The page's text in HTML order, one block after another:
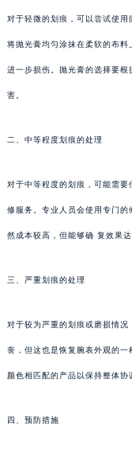
对于轻微的划痕，可以尝试使
将抛光膏均匀涂抹在柔软的布
进一步损伤。抛光膏的选择要
害。
二、中等程度划痕的处理
对于中等程度的划痕，可能需
修服务。专业人员会使用专门
然成本较高，但能够确 复效果达
三、严重划痕的处理
对于较为严重的划痕或磨损情
丧，但这也是恢复腕表外观的
颜色相匹配的产品以保持整体协
四、预防措施